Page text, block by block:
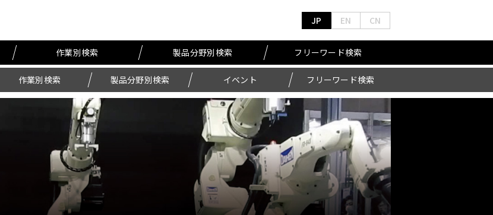
JP EN CN
作業別検索 製品分野別検索 フリーワード検索
作業別検索 製品分野別検索 イベント フリーワード検索